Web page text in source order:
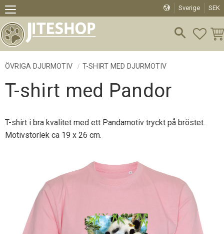
Meny
Sverige SEK
ÖVRIGA DJURMOTIV T-SHIRT MED DJURMOTIV
T-shirt med Pandor
T-shirt i bra kvalitet med ett Pandamotiv tryckt på bröstet.
Motivstorlek ca 19 x 26 cm.